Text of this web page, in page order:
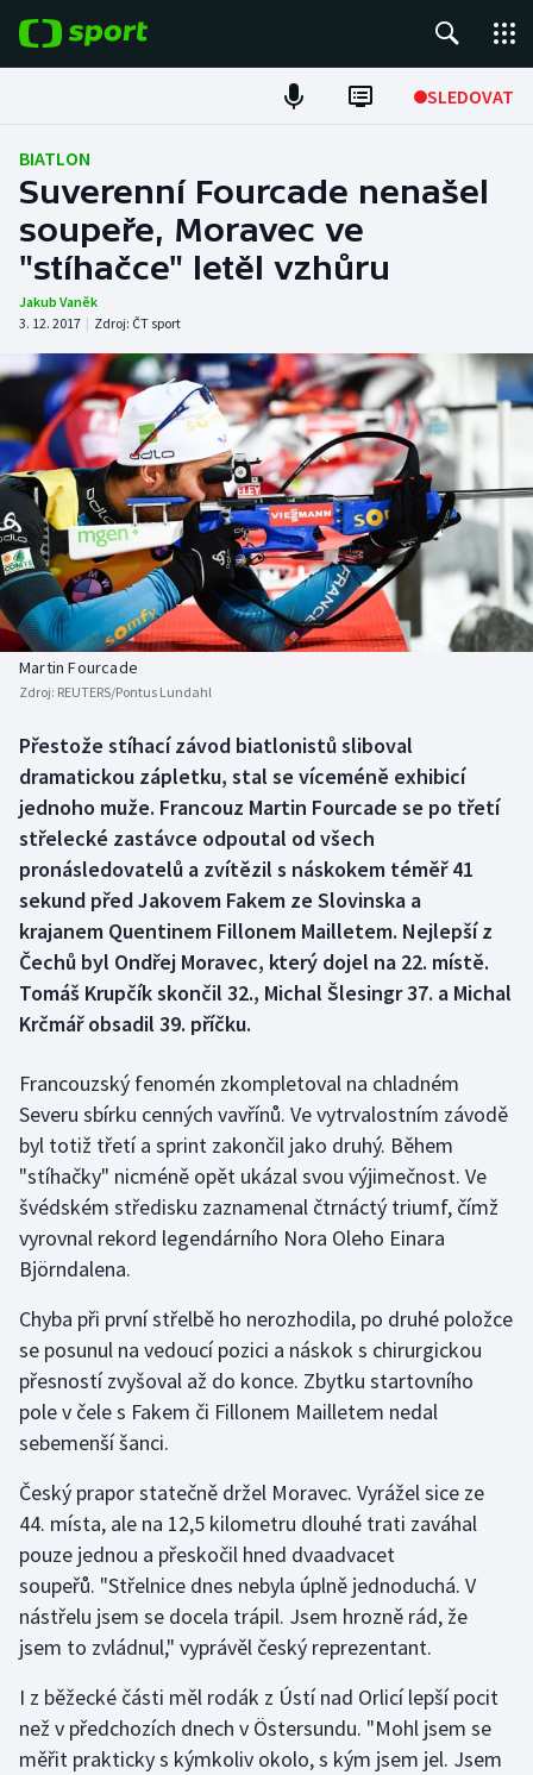
SLEDOVAT
Fotbal
Hokej
Tenis
Atletika
Cyklistika
DALŠÍ SPORTY
Americký fotbal
Baseball a softbal
Basketbal
Biatlon
Box
Curling
Dostihy
Florbal
Futsal
Gymnastika
Házená
Jezdectví
Krasobruslení
Lezení
Moderní pětiboj
Motorsport
Olympijské hry
Parasport
Plavání
NEPŘEHLÉDNĚTE
Soutěže
Historické návraty
Aplikace ČT sport
BIATLON
Suverenní Fourcade nenašel
soupeře, Moravec ve
"stíhačce" letěl vzhůru
Jakub Vaněk
3. 12. 2017 | Zdroj: ČT sport
Martin Fourcade
Zdroj: REUTERS/Pontus Lundahl
Přestože stíhací závod biatlonistů sliboval
dramatickou zápletku, stal se víceméně exhibicí
jednoho muže. Francouz Martin Fourcade se po třetí
střelecké zastávce odpoutal od všech
pronásledovatelů a zvítězil s náskokem téměř 41
sekund před Jakovem Fakem ze Slovinska a
krajanem Quentinem Fillonem Mailletem. Nejlepší z
Čechů byl Ondřej Moravec, který dojel na 22. místě.
Tomáš Krupčík skončil 32., Michal Šlesingr 37. a Michal
Krčmář obsadil 39. příčku.
Francouzský fenomén zkompletoval na chladném
Severu sbírku cenných vavřínů. Ve vytrvalostním závodě
byl totiž třetí a sprint zakončil jako druhý. Během
"stíhačky" nicméně opět ukázal svou výjimečnost. Ve
švédském středisku zaznamenal čtrnáctý triumf, čímž
vyrovnal rekord legendárního Nora Oleho Einara
Björndalena.
Chyba při první střelbě ho nerozhodila, po druhé položce
se posunul na vedoucí pozici a náskok s chirurgickou
přesností zvyšoval až do konce. Zbytku startovního
pole v čele s Fakem či Fillonem Mailletem nedal
sebemenší šanci.
Český prapor statečně držel Moravec. Vyrážel sice ze
44. místa, ale na 12,5 kilometru dlouhé trati zaváhal
pouze jednou a přeskočil hned dvaadvacet
soupeřů. "Střelnice dnes nebyla úplně jednoduchá. V
nástřelu jsem se docela trápil. Jsem hrozně rád, že
jsem to zvládnul," vyprávěl český reprezentant.
I z běžecké části měl rodák z Ústí nad Orlicí lepší pocit
než v předchozích dnech v Östersundu. "Mohl jsem se
měřit prakticky s kýmkoliv okolo, s kým jsem jel. Jsem